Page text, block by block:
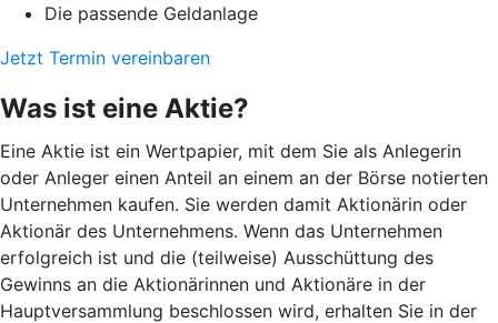
Die passende Geldanlage
Jetzt Termin vereinbaren
Was ist eine Aktie?
Eine Aktie ist ein Wertpapier, mit dem Sie als Anlegerin
oder Anleger einen Anteil an einem an der Börse notierten
Unternehmen kaufen. Sie werden damit Aktionärin oder
Aktionär des Unternehmens. Wenn das Unternehmen
erfolgreich ist und die (teilweise) Ausschüttung des
Gewinns an die Aktionärinnen und Aktionäre in der
Hauptversammlung beschlossen wird, erhalten Sie in der